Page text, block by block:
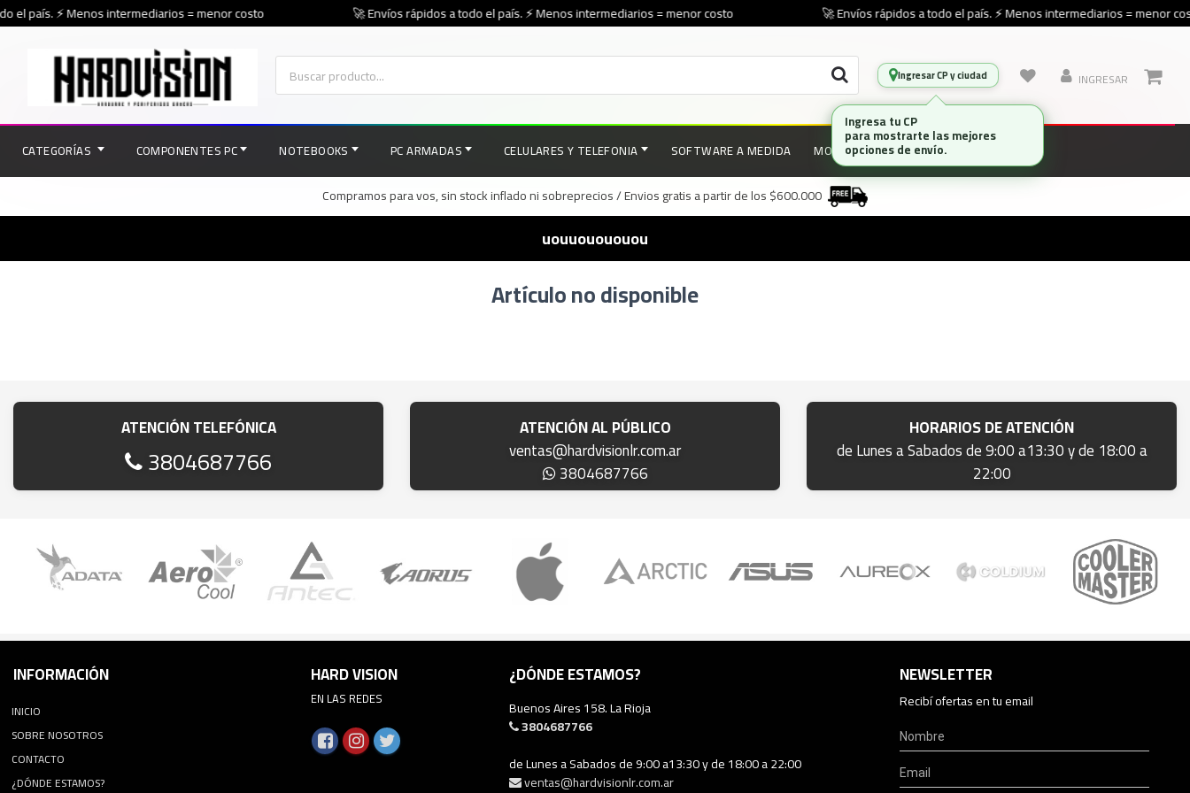
país. ⚡ Menos intermediarios = menor costo 🚀 Envíos rápidos a todo el país. ⚡ Menos intermediarios = menor costo 🚀 Envíos rápidos a todo el país. ⚡ Menos intermediarios = menor
Ingresar CP y ciudad INGRESAR
CATEGORÍAS COMPONENTES PC NOTEBOOKS PC ARMADAS CELULARES Y TELEFONIA SOFTWARE A MEDIDA MONITORES MARCAS
Compramos para vos, sin stock inflado ni sobreprecios / Envios gratis a partir de los $600.000
uouuouououou
Artículo no disponible
ATENCIÓN TELEFÓNICA
3804687766
ATENCIÓN AL PÚBLICO
ventas@hardvisionlr.com.ar
3804687766
HORARIOS DE ATENCIÓN
de Lunes a Sabados de 9:00 a13:30 y de 18:00 a
22:00
INFORMACIÓN
INICIO
SOBRE NOSOTROS
CONTACTO
¿DÓNDE ESTAMOS?
HARD VISION
EN LAS REDES
¿DÓNDE ESTAMOS?
Buenos Aires 158. La Rioja
3804687766
de Lunes a Sabados de 9:00 a13:30 y de 18:00 a 22:00
ventas@hardvisionlr.com.ar
NEWSLETTER
Recibí ofertas en tu email
Ingresa tu CP
para mostrarte las mejores
opciones de envío.